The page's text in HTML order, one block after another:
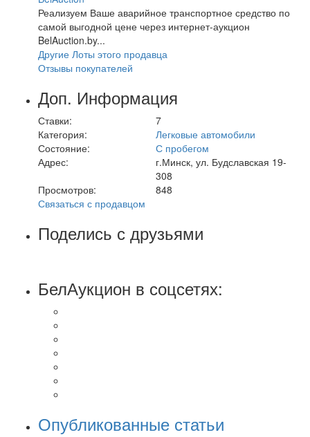
Реализуем Ваше аварийное транспортное средство по
самой выгодной цене через интернет-аукцион
BelAuction.by...
Другие Лоты этого продавца
Отзывы покупателей
Доп. Информация
Ставки:
7
Категория:
Легковые автомобили
Состояние:
С пробегом
Адрес:
г.Минск, ул. Будславская 19-
308
Просмотров:
848
Связаться с продавцом
Поделись с друзьями
БелАукцион в соцсетях:
Опубликованные статьи